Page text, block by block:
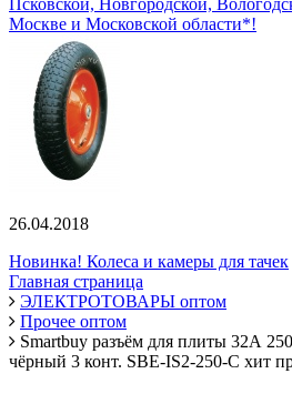
Москве и Московской области*!
26.04.2018
Новинка! Колеса и камеры для тачек
Главная страница
ЭЛЕКТРОТОВАРЫ оптом
Прочее оптом
Smartbuy разъём для плиты 32А
чёрный 3 конт. SBE-IS2-250-C хит